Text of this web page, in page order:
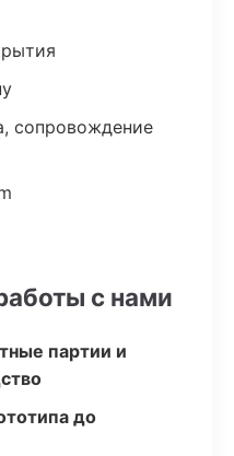
сопровождение
с нами
партии и
до